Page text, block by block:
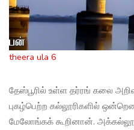
theera ula 6
தேஸ்பூரில் உள்ள தர்ரங் கலை
புகழ்பெற்ற கல்லூரிகளில்
மேலோங்கக் கூறினான்.